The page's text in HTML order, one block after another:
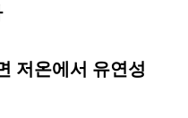
저온에서 유연성